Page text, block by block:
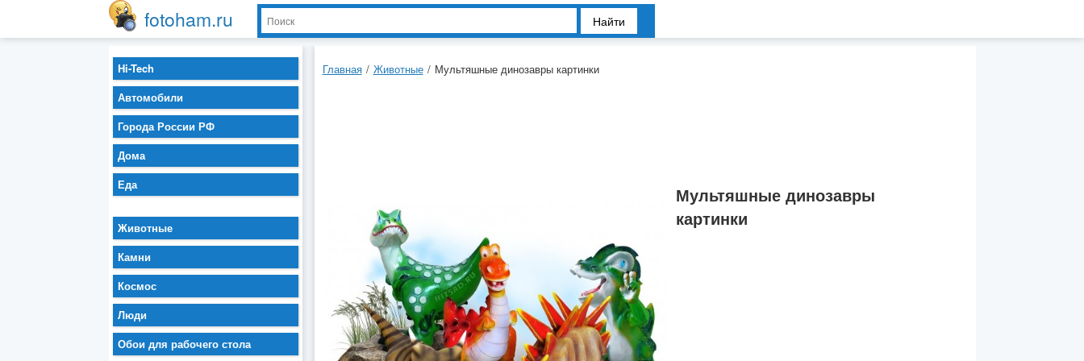
fotoham.ru Найти
Главная / Животные / Мультяшные динозавры картинки
Мультяшные динозавры
картинки
Hi-Tech
Автомобили
Города России РФ
Дома
Еда
Животные
Камни
Космос
Люди
Обои для рабочего стола